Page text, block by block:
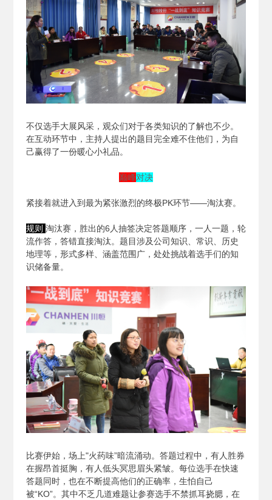
不仅选手大展风采，观众们对于各类知识的了解也不少。
在互动环节中，主持人提出的题目完全难不住他们，为自
己赢得了一份暖心小礼品。
巅峰对决
紧接着就进入到最为紧张激烈的终极PK环节——淘汰赛。
规则 淘汰赛，胜出的6人抽签决定答题顺序，一人一题，轮
流作答，答错直接淘汰。题目涉及公司知识、常识、历史
地理等，形式多样、涵盖范围广，处处挑战着选手们的知
识储备量。
比赛伊始，场上"火药味”暗流涌动。答题过程中，有人胜券
在握昂首挺胸，有人低头冥思眉头紧皱。每位选手在快速
答题同时，也在不断提高他们的正确率，生怕自己
被“KO”。其中不乏几道难题让参赛选手不禁抓耳挠腮，在